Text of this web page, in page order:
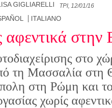
GIGLIARELLI ΤΡΊ, 12/01/16
ITALIANO
αφεντικά
στο
τη Μασσαλία στη
στη Ρώμη και
χωρίς